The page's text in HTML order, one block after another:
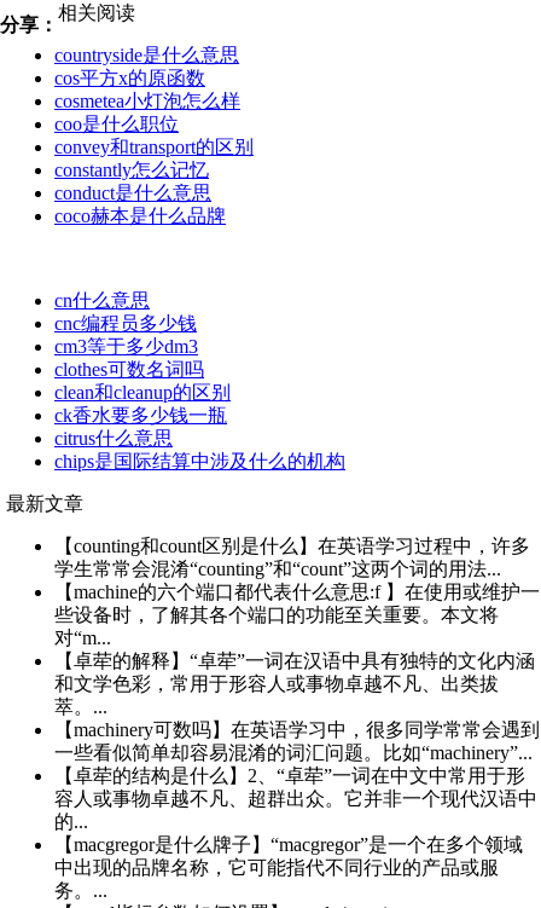
分享：
相关阅读
countryside是什么意思
cos平方x的原函数
cosmetea小灯泡怎么样
coo是什么职位
convey和transport的区别
constantly怎么记忆
conduct是什么意思
coco赫本是什么品牌
cn什么意思
cnc编程员多少钱
cm3等于多少dm3
clothes可数名词吗
clean和cleanup的区别
ck香水要多少钱一瓶
citrus什么意思
chips是国际结算中涉及什么的机构
最新文章
【counting和count区别是什么】在英语学习过程中，许多
学生常常会混淆“counting”和“count”这两个词的用法...
【machine的六个端口都代表什么意思:f 】在使用或维护一
些设备时，了解其各个端口的功能至关重要。本文将
对“m...
【卓荦的解释】“卓荦”一词在汉语中具有独特的文化内涵
和文学色彩，常用于形容人或事物卓越不凡、出类拔
萃。...
【machinery可数吗】在英语学习中，很多同学常常会遇到
一些看似简单却容易混淆的词汇问题。比如“machinery”...
【卓荦的结构是什么】2、“卓荦”一词在中文中常用于形
容人或事物卓越不凡、超群出众。它并非一个现代汉语中
的...
【macgregor是什么牌子】“macgregor”是一个在多个领域
中出现的品牌名称，它可能指代不同行业的产品或服
务。...